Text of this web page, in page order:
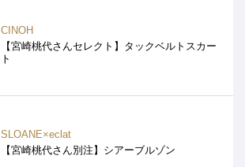
CINOH
【宮崎桃代さんセレクト】タックベルトスカー
ト
SLOANE×eclat
【宮崎桃代さん別注】シアーブルゾン